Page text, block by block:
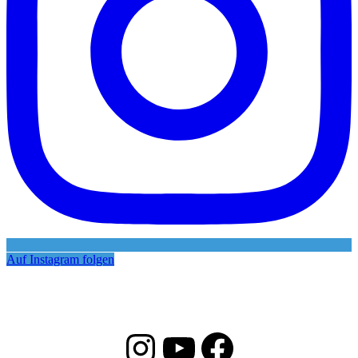
Auf Instagram folgen
Instagram
YouTube
Facebook